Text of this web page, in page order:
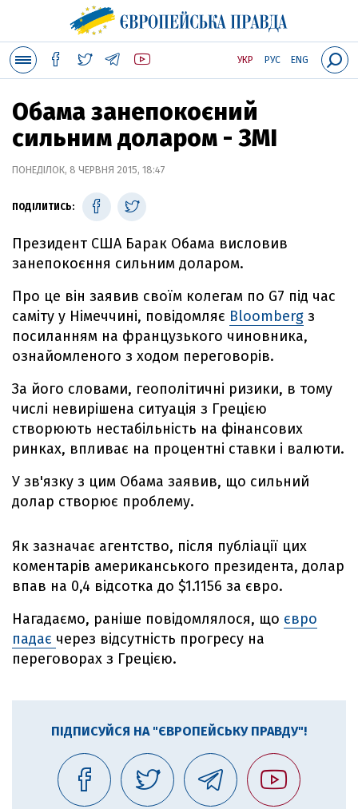
УКР РУС ENG
Обама занепокоєний
сильним доларом - ЗМІ
ПОНЕДІЛОК, 8 ЧЕРВНЯ 2015, 18:47
ПОДІЛИТИСЬ:
Президент США Барак Обама висловив
занепокоєння сильним доларом.
Про це він заявив своїм колегам по G7 під час
саміту у Німеччині, повідомляє Bloomberg з
посиланням на французького чиновника,
ознайомленого з ходом переговорів.
За його словами, геополітичні ризики, в тому
числі невирішена ситуація з Грецією
створюють нестабільність на фінансових
ринках, впливає на процентні ставки і валюти.
У зв'язку з цим Обама заявив, що сильний
долар створює проблему.
Як зазначає агентство, після публіації цих
коментарів американського президента, долар
впав на 0,4 відсотка до $1.1156 за євро.
Нагадаємо, раніше повідомлялося, що євро
падає через відсутність прогресу на
переговорах з Грецією.
ПІДПИСУЙСЯ НА "ЄВРОПЕЙСЬКУ ПРАВДУ"!